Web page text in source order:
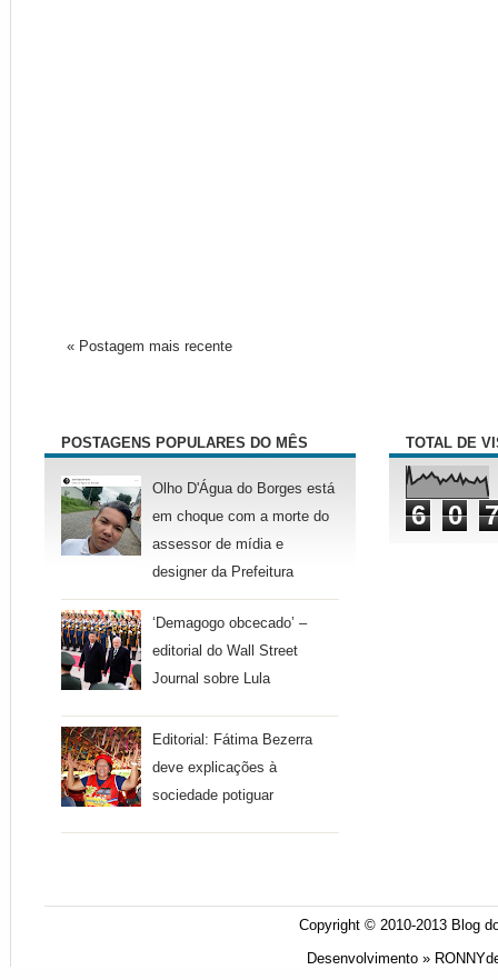
« Postagem mais recente
POSTAGENS POPULARES DO MÊS
Olho D'Água do Borges está
em choque com a morte do
assessor de mídia e
designer da Prefeitura
‘Demagogo obcecado’ –
editorial do Wall Street
Journal sobre Lula
Editorial: Fátima Bezerra
deve explicações à
sociedade potiguar
TOTAL DE
6 0 7
Copyright © 2010-2013 Blog
Desenvolvimento »